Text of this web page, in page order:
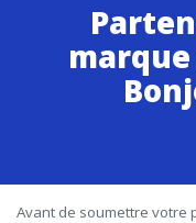
Avant de soumettre votre